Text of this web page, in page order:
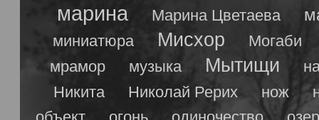
марина Марина Цветаева
миниатюра Мисхор
Могаби
мрамор
музыка Мытищи
Никита
Николай Рерих нож